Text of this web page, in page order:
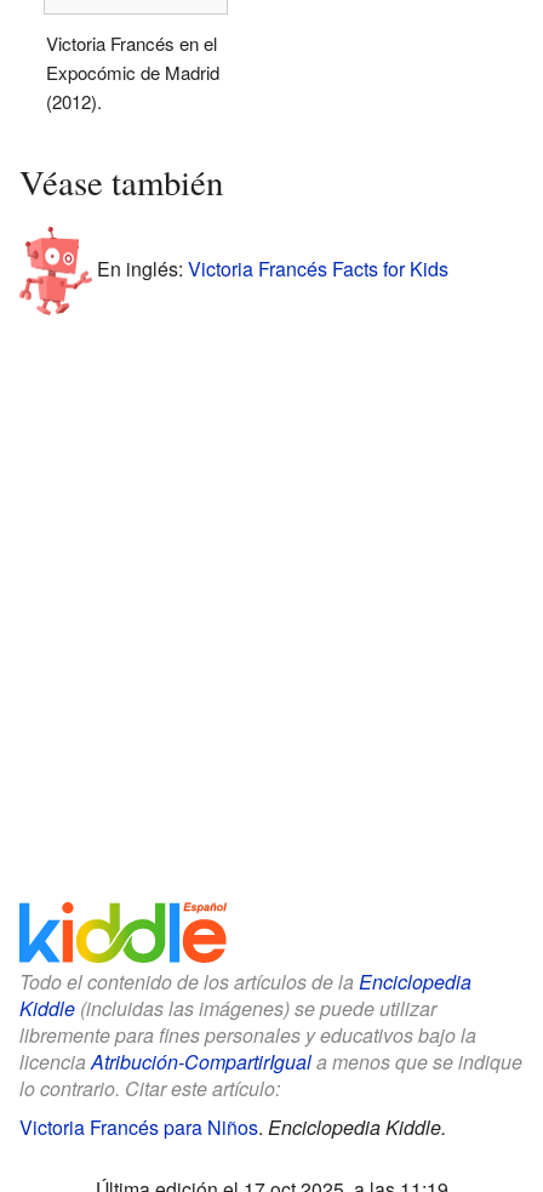
Victoria Francés en el
Expocómic de Madrid
(2012).
Véase también
En inglés: Victoria Francés Facts for Kids
Todo el contenido de los artículos de la Enciclopedia
Kiddle (incluidas las imágenes) se puede utilizar
libremente para fines personales y educativos bajo la
licenciaAtribución-CompartirIguala menos que se indique
lo contrario. Citar este artículo:
Victoria Francés para Niños. Enciclopedia Kiddle.